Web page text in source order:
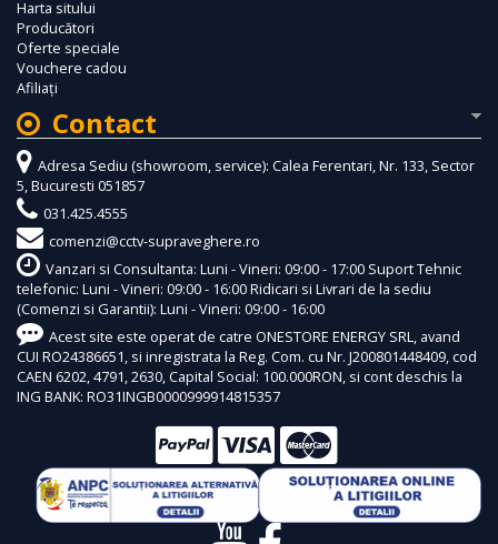
Harta sitului
Producători
Oferte speciale
Vouchere cadou
Afiliaţi
Contact
Adresa Sediu (showroom, service): Calea Ferentari, Nr. 133, Sector
5, Bucuresti 051857
031.425.4555
comenzi@cctv-supraveghere.ro
Vanzari si Consultanta: Luni - Vineri: 09:00 - 17:00 Suport Tehnic
telefonic: Luni - Vineri: 09:00 - 16:00 Ridicari si Livrari de la sediu
(Comenzi si Garantii): Luni - Vineri: 09:00 - 16:00
Acest site este operat de catre ONESTORE ENERGY SRL, avand
CUI RO24386651, si inregistrata la Reg. Com. cu Nr. J200801448409, cod
CAEN 6202, 4791, 2630, Capital Social: 100.000RON, si cont deschis la
ING BANK: RO31INGB0000999914815357